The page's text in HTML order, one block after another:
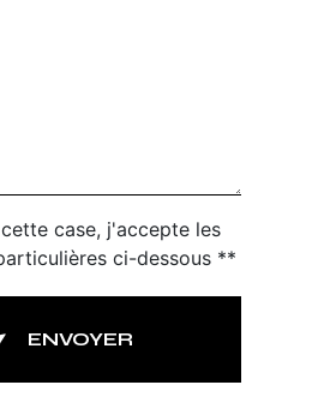
case, j'accepte les
ci-dessous **
ENVOYER